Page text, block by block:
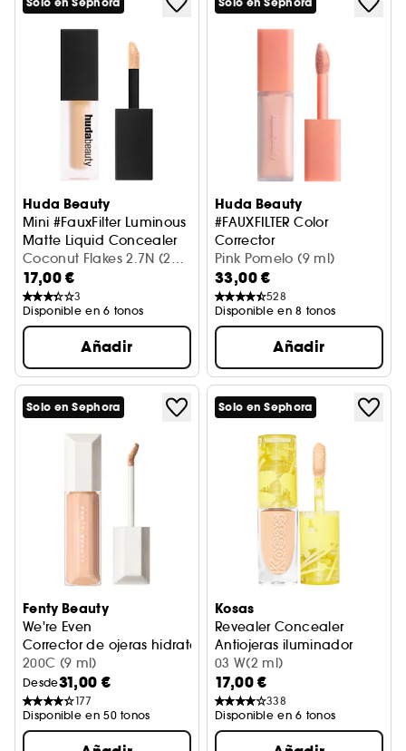
Huda Beauty
Mini #FauxFilter Luminous
Matte Liquid Concealer
Corrector líquido
Coconut Flakes 2.7N (2
ml)
17,00 €
3
Disponible en 6 tonos
Añadir
Huda Beauty
#FAUXFILTER Color
Corrector
Corrector de tono
Pink Pomelo (9 ml)
33,00 €
528
Disponible en 8 tonos
Añadir
Solo en Sephora
Fenty Beauty
We're Even
Corrector de ojeras hidratante de larga duración
200C (9 ml)
Desde31,00 €
177
Disponible en 50 tonos
Solo en Sephora
Kosas
Revealer Concealer
Antiojeras iluminador
03 W(2 ml)
17,00 €
338
Disponible en 6 tonos